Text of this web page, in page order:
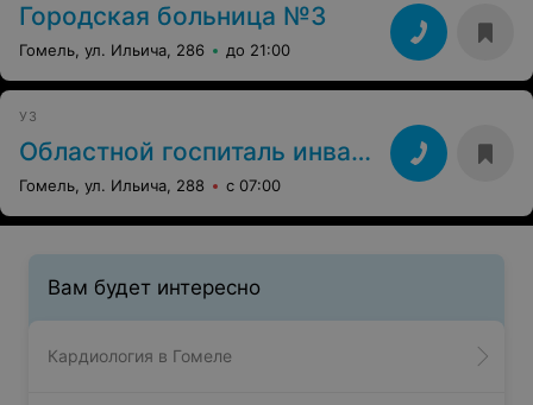
Городская больница №3
Гомель, ул. Ильича, 286 до 21:00
УЗ
Областной госпиталь инвалидов
Гомель, ул. Ильича, 288 с 07:00
Вам будет интересно
Кардиология в Гомеле